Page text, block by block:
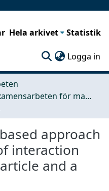
Hela arkivet Statistik
Logga in
Examensarbeten för masterexamen
approach
interaction
and a